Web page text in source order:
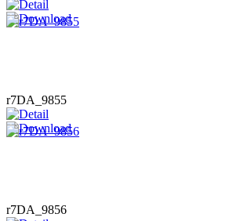
r7DA_9855
r7DA_9856